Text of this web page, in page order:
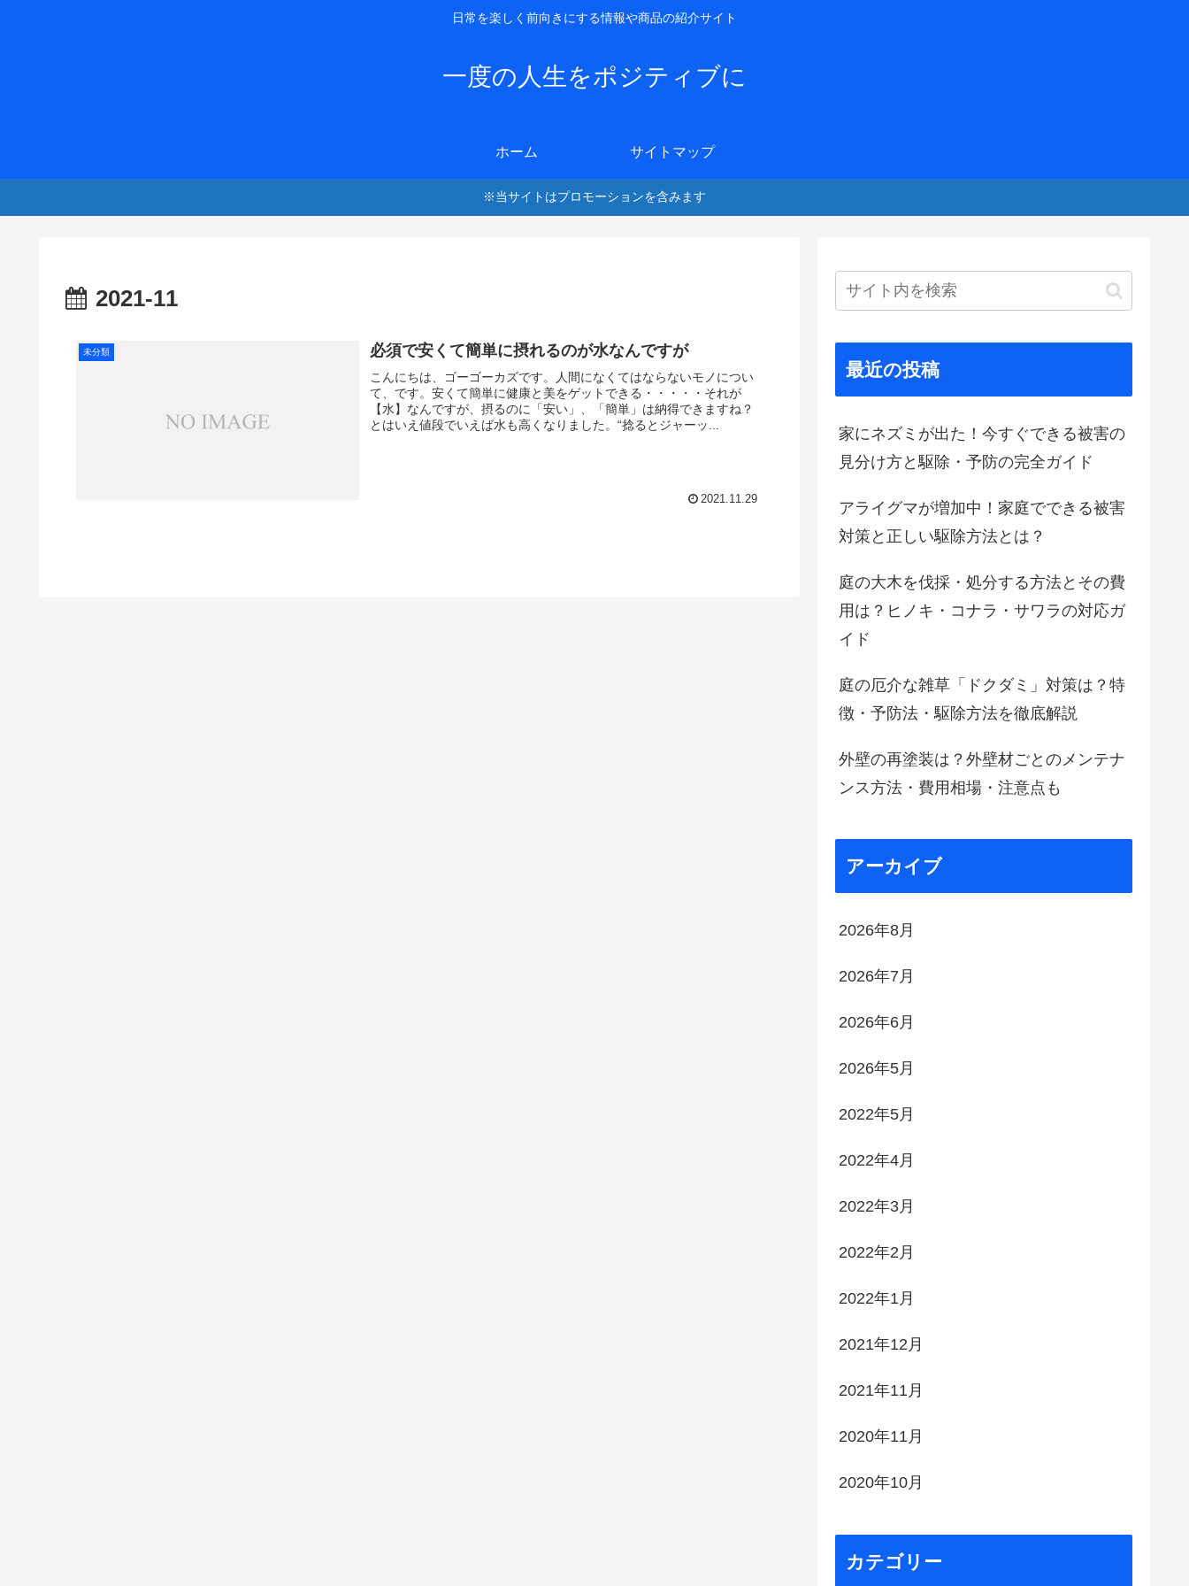
日常を楽しく前向きにする情報や商品の紹介サイト
一度の人生をポジティブに
ホーム サイトマップ
※当サイトはプロモーションを含みます
2021-11
未分類 必須で安くて簡単に摂れるのが水なんですが
こんにちは、ゴーゴーカズです。人間になくてはならないモノについ
て、です。安くて簡単に健康と美をゲットできる・・・・・それが
【水】なんですが、摂るのに「安い」、「簡単」は納得できますね？
とはいえ値段でいえば水も高くなりました。“捻るとジャーッ...
2021.11.29
最近の投稿
家にネズミが出た！今すぐできる被害の
見分け方と駆除・予防の完全ガイド
アライグマが増加中！家庭でできる被害
対策と正しい駆除方法とは？
庭の大木を伐採・処分する方法とその費
用は？ヒノキ・コナラ・サワラの対応ガ
イド
庭の厄介な雑草「ドクダミ」対策は？特
徴・予防法・駆除方法を徹底解説
外壁の再塗装は？外壁材ごとのメンテナ
ンス方法・費用相場・注意点も
アーカイブ
2026年8月
2026年7月
2026年6月
2026年5月
2022年5月
2022年4月
2022年3月
2022年2月
2022年1月
2021年12月
2021年11月
2020年11月
2020年10月
カテゴリー